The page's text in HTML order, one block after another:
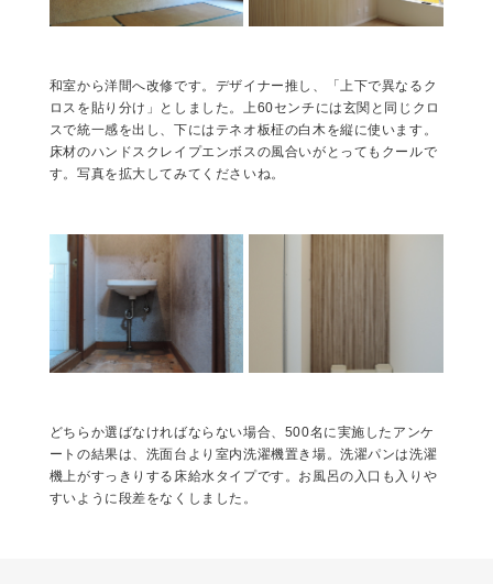
和室から洋間へ改修です。デザイナー推し、「上下で異なるク
ロスを貼り分け」としました。上60センチには玄関と同じクロ
スで統一感を出し、下にはテネオ板柾の白木を縦に使います。
床材のハンドスクレイプエンボスの風合いがとってもクールで
す。写真を拡大してみてくださいね。
どちらか選ばなければならない場合、500名に実施したアンケ
ートの結果は、洗面台より室内洗濯機置き場。洗濯パンは洗濯
機上がすっきりする床給水タイプです。お風呂の入口も入りや
すいように段差をなくしました。